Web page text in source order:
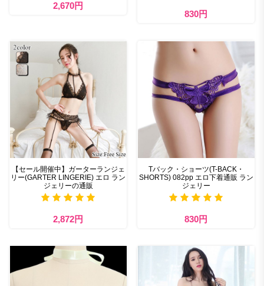
2,670円
830円
【セール開催中】ガーターランジェ
リー(GARTER LINGERIE) エロ ラン
ジェリーの通販
2,872円
Tバック・ショーツ(T-BACK・
SHORTS) 082pp エロ下着通販 ラン
ジェリー
830円